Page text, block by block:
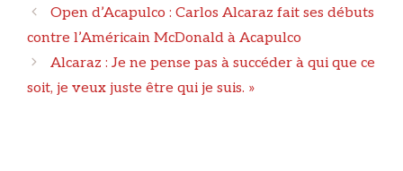
Navigation
des
Open d’Acapulco : Carlos Alcaraz fait ses débuts
contre l’Américain McDonald à Acapulco
Alcaraz : Je ne pense pas à succéder à qui que ce
soit, je veux juste être qui je suis. »